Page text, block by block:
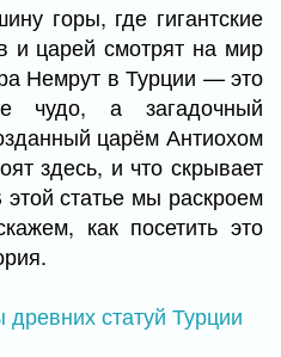
горы, где гигантские
и царей смотрят на мир
Немрут в Турции — это
чудо, а загадочный
царём Антиохом
здесь, и что скрывает
статье мы раскроем
как посетить это